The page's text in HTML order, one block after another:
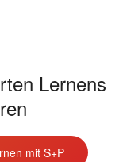
Lernens
mit S+P